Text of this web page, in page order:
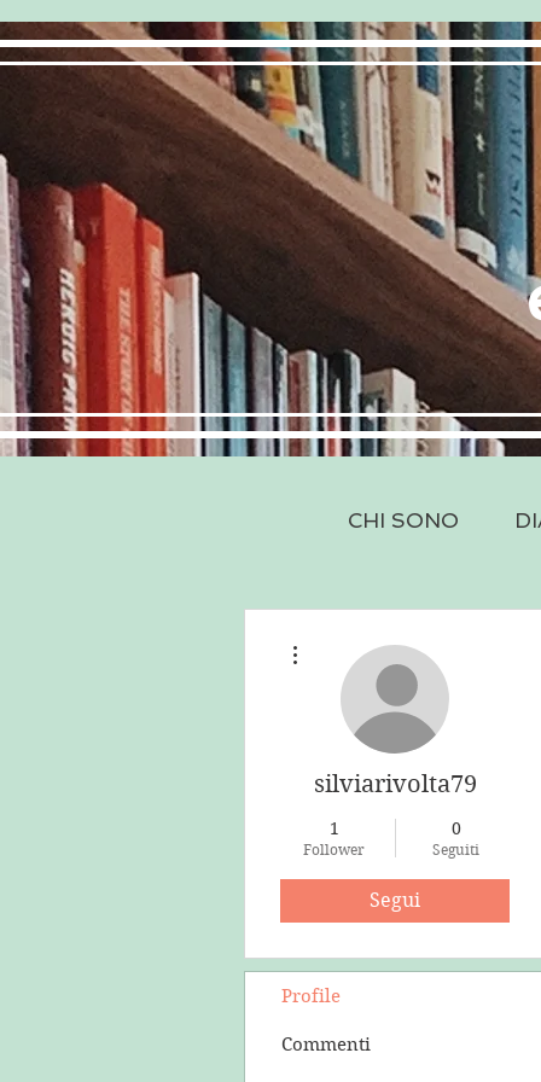
CHI SONO
silviarivolta79
1
Follower
0
Seguiti
Segui
Profile
Commenti